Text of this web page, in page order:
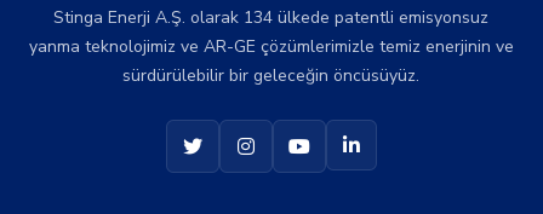
Stinga Enerji A.Ş. olarak 134 ülkede patentli emisyonsuz
yanma teknolojimiz ve AR-GE çözümlerimizle temiz enerjinin ve
sürdürülebilir bir geleceğin öncüsüyüz.